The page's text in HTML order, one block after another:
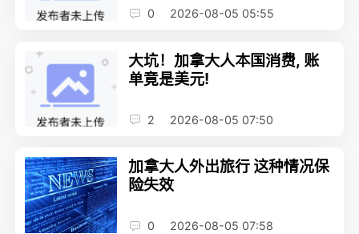
0 2026-08-05 05:55
大坑！加拿大人本国消费, 账
单竟是美元!
2 2026-08-05 07:50
加拿大人外出旅行 这种情况保
险失效
0 2026-08-05 07:58